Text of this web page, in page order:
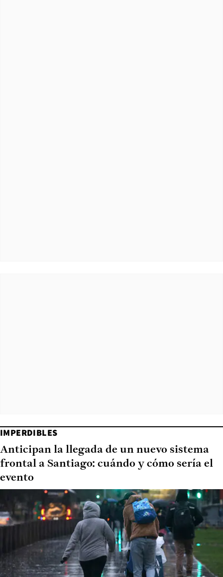
IMPERDIBLES
Anticipan la llegada de un nuevo sistema
frontal a Santiago: cuándo y cómo sería el
evento